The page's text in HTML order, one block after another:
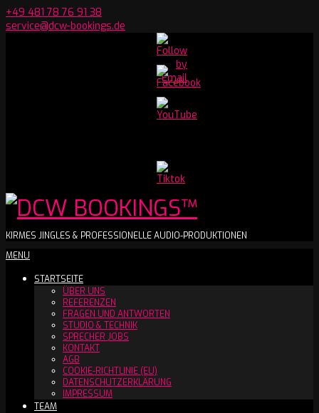
Skip
to
+49 481 78 76 91 38
service@dcw-bookings.de
Youtube
Channel
DCW
BOOKINGS™
KIRMES JINGLES & PROFESSIONELLE AUDIO-PRODUKTIONEN
Secondary
Menu
MENU
STARTSEITE
ÜBER UNS
REFERENZEN
FRAGEN UND ANTWORTEN
STUDIO & TECHNIK
SPRECHER JOBS
KONTAKT
AGB
COOKIE-RICHTLINIE (EU)
DATENSCHUTZERKLÄRUNG
IMPRESSUM
TEAM